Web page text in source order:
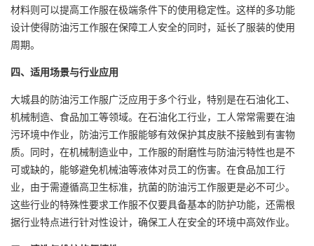
材料则可以提高工作服在极端条件下的使用稳定性。这样的多功能
设计使得防油污工作服在保障工人安全的同时，延长了服装的使用
周期。
四、适用场景与行业应用
大城县的防油污工作服广泛应用于多个行业，特别是在石油化工、
机械制造、食品加工等领域。在石油化工行业，工人常常需要在油
污环境中作业，防油污工作服能够有效保护其皮肤不接触到有害物
质。同时，在机械制造业中，工作服的耐磨性与防油污特性也是不
可或缺的，能够避免机械油等液体对员工的伤害。在食品加工行
业，由于需遵循高卫生标准，抗菌的防油污工作服更是必不可少。
这些行业的特殊性要求工作服不仅要具备基本的防护功能，还需根
据行业特点进行针对性设计，确保工人在安全的环境中高效作业。